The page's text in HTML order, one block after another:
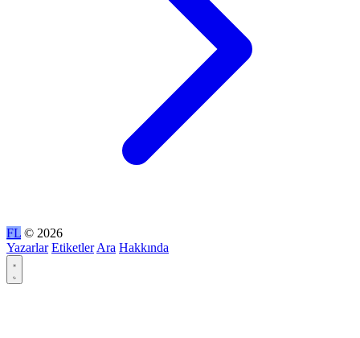
FL © 2026
Yazarlar Etiketler Ara Hakkında